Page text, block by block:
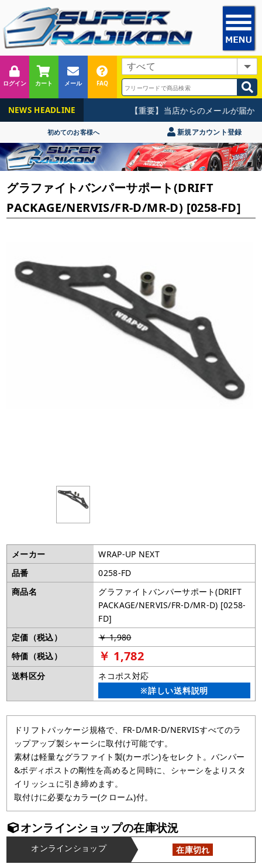
ログイン カート メール FAQ
NEWS HEADLINE 【重要】当店からのメールが届か
初めてのお客様へ 新規アカウント登録
グラファイトバンパーサポート(DRIFT
PACKAGE/NERVIS/FR-D/MR-D) [0258-FD]
メーカー
WRAP-UP NEXT
品番
0258-FD
商品名
グラファイトバンパーサポート(DRIFT
PACKAGE/NERVIS/FR-D/MR-D) [0258-
FD]
定価（税込）
￥ 1,980
特価（税込）
￥ 1,782
送料区分
ネコポス対応
※詳しい送料説明
ドリフトパッケージ規格で、FR-D/MR-D/NERVISすべてのラ
ップアップ製シャーシに取付け可能です。
素材は軽量なグラファイト製(カーボン)をセレクト。バンパー
&ボディポストの剛性を高めると同時に、シャーシをよりスタ
イリッシュに引き締めます。
取付けに必要なカラー(クローム)付。
オンラインショップの在庫状況
オンラインショップ 在庫切れ